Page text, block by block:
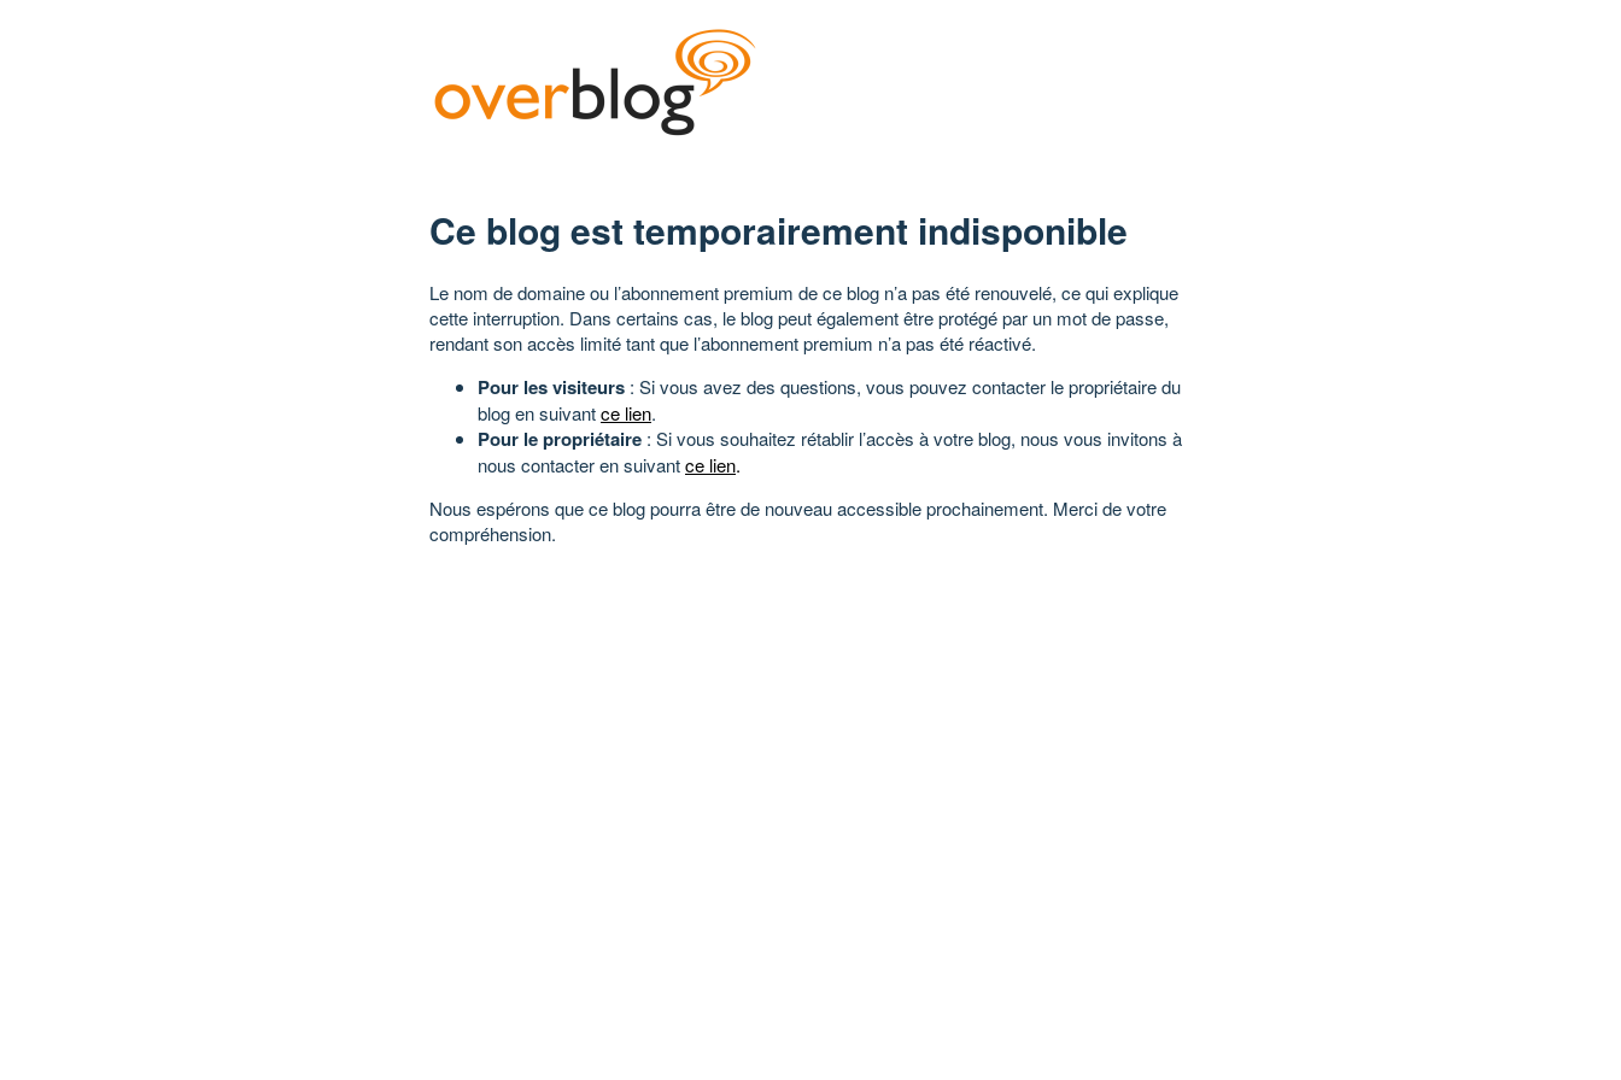
Ce blog est temporairement indisponible
Le nom de domaine ou l’abonnement premium de ce blog n’a pas été renouvelé, ce qui explique
cette interruption. Dans certains cas, le blog peut également être protégé par un mot de passe,
rendant son accès limité tant que l’abonnement premium n’a pas été réactivé.
Pour les visiteurs : Si vous avez des questions, vous pouvez contacter le propriétaire du
blog en suivantce lien.
Pour le propriétaire : Si vous souhaitez rétablir l’accès à votre blog, nous vous invitons à
nous contacter en suivantce lien.
Nous espérons que ce blog pourra être de nouveau accessible prochainement. Merci de votre
compréhension.